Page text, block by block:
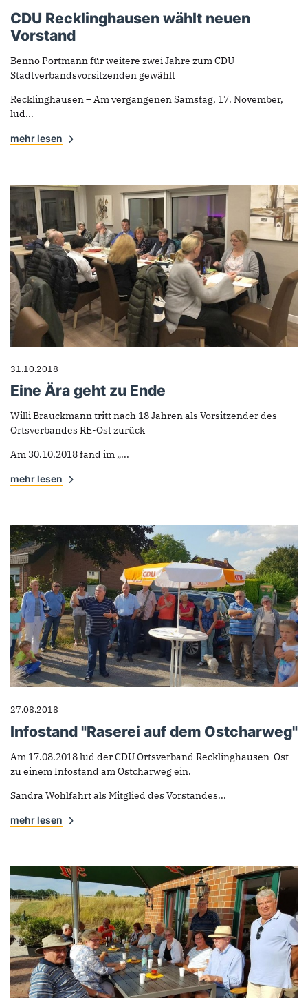
CDU Recklinghausen wählt neuen
Vorstand
Benno Portmann für weitere zwei Jahre zum CDU-
Stadtverbandsvorsitzenden gewählt
Recklinghausen – Am vergangenen Samstag, 17. November,
lud...
mehr lesen
31.10.2018
Eine Ära geht zu Ende
Willi Brauckmann tritt nach 18 Jahren als Vorsitzender des
Ortsverbandes RE-Ost zurück
Am 30.10.2018 fand im „...
mehr lesen
27.08.2018
Infostand "Raserei auf dem Ostcharweg"
Am 17.08.2018 lud der CDU Ortsverband Recklinghausen-Ost
zu einem Infostand am Ostcharweg ein.
Sandra Wohlfahrt als Mitglied des Vorstandes...
mehr lesen